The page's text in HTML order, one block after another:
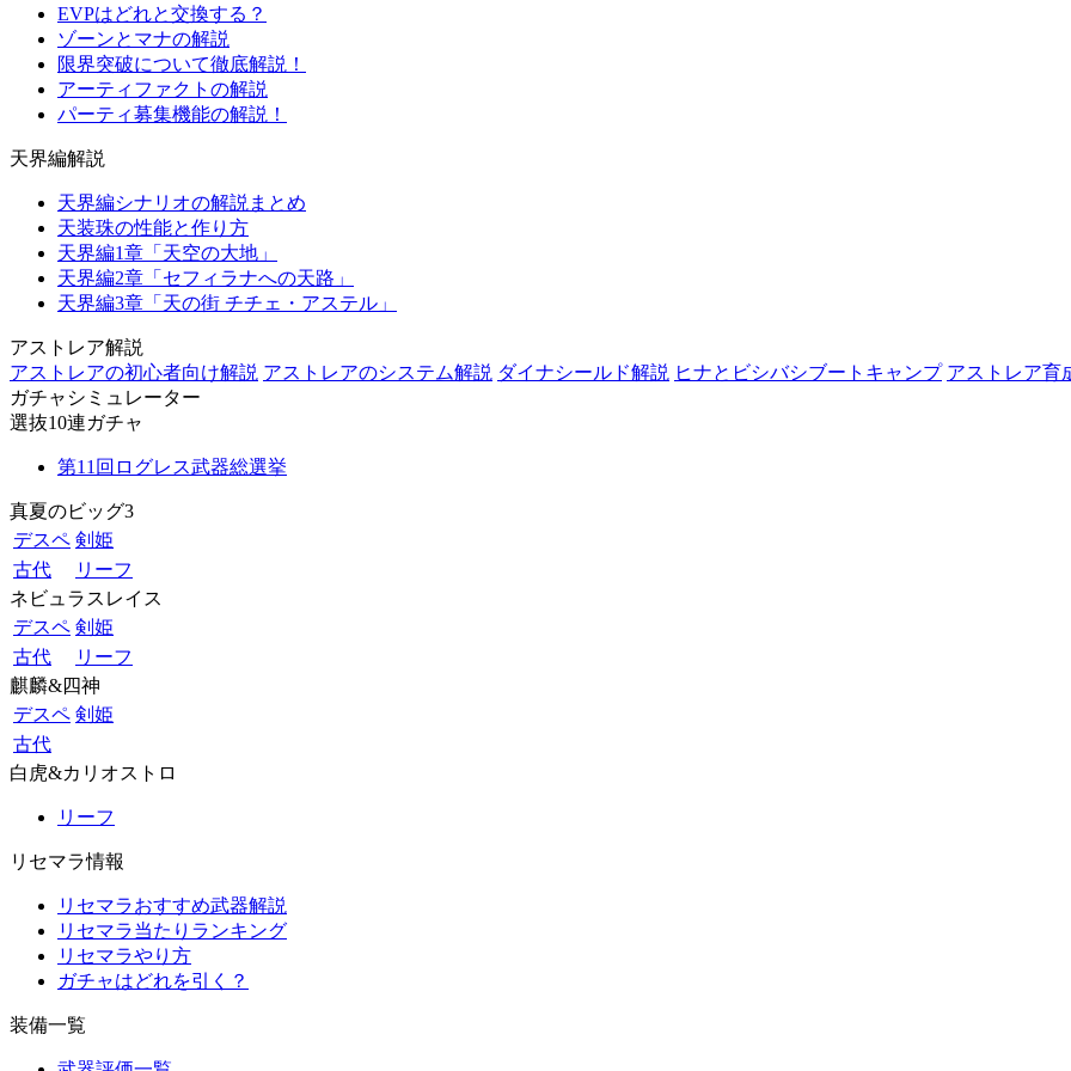
EVPはどれと交換する？
ゾーンとマナの解説
限界突破について徹底解説！
アーティファクトの解説
パーティ募集機能の解説！
天界編解説
天界編シナリオの解説まとめ
天装珠の性能と作り方
天界編1章「天空の大地」
天界編2章「セフィラナへの天路」
天界編3章「天の街 チチェ・アステル」
アストレア解説
アストレアの初心者向け解説 アストレアのシステム解説 ダイナシールド解説 ヒナとビシバシブートキャンプ アストレア育
ガチャシミュレーター
選抜10連ガチャ
第11回ログレス武器総選挙
真夏のビッグ3
デスペ 剣姫
古代
リーフ
ネビュラスレイス
デスペ 剣姫
古代
リーフ
麒麟&四神
デスペ 剣姫
古代
白虎&カリオストロ
リーフ
リセマラ情報
リセマラおすすめ武器解説
リセマラ当たりランキング
リセマラやり方
ガチャはどれを引く？
装備一覧